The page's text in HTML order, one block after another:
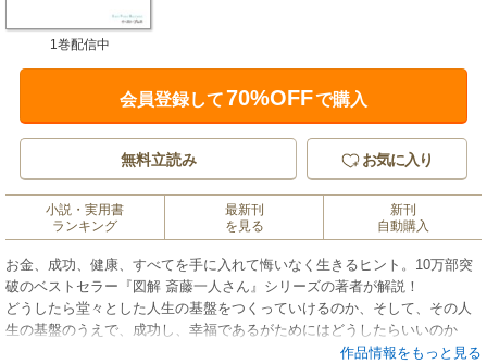
1巻配信中
会員登録して70%OFFで購入
無料立読み お気に入り
小説・実用書
ランキング
最新刊
を見る
新刊
自動購入
お金、成功、健康、すべてを手に入れて悔いなく生きるヒント。10万部突
破のベストセラー『図解 斎藤一人さん』シリーズの著者が解説！
どうしたら堂々とした人生の基盤をつくっていけるのか、そして、その人
生の基盤のうえで、成功し、幸福であるがためにはどうしたらいいのか
作品情報をもっと見る